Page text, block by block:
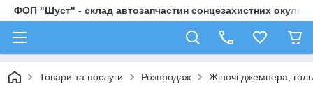
ФОП "Шуст" - склад автозапчастин сонцезахистних
Товари та послуги Розпродаж Жіночі джемпера,